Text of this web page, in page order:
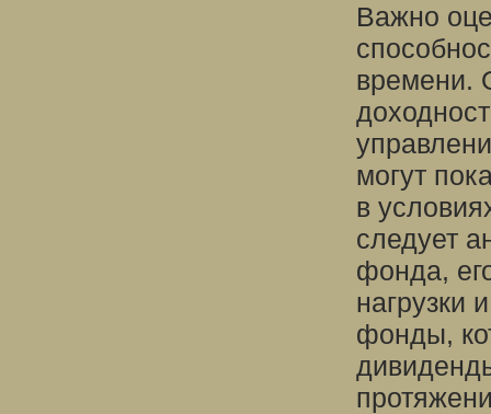
Важно
времени.
могут
в
следует
фонда,
нагрузки
фонды,